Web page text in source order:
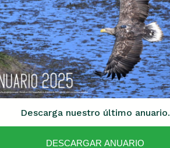
Descarga nuestro último anuario.
DESCARGAR ANUARIO